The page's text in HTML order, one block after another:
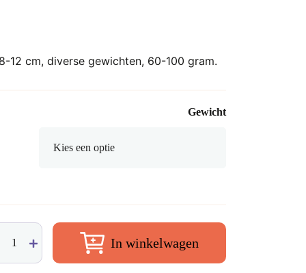
12 cm, diverse gewichten, 60-100 gram.
Gewicht
In winkelwagen